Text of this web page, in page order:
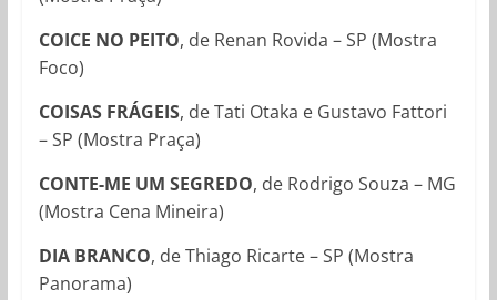
COICE NO PEITO, de Renan Rovida – SP (Mostra
Foco)
COISAS FRÁGEIS, de Tati Otaka e Gustavo Fattori
– SP (Mostra Praça)
CONTE-ME UM SEGREDO, de Rodrigo Souza – MG
(Mostra Cena Mineira)
DIA BRANCO, de Thiago Ricarte – SP (Mostra
Panorama)